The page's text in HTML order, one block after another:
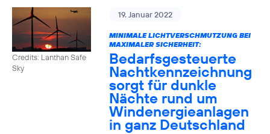
Credits: Lanthan Safe
Sky
19. Januar 2022
MINIMALE LICHTVERSCHMUTZUNG BEI
MAXIMALER SICHERHEIT:
Bedarfsgesteuerte
Nachtkennzeichnung
sorgt für dunkle
Nächte rund um
Windenergieanlagen
in ganz Deutschland